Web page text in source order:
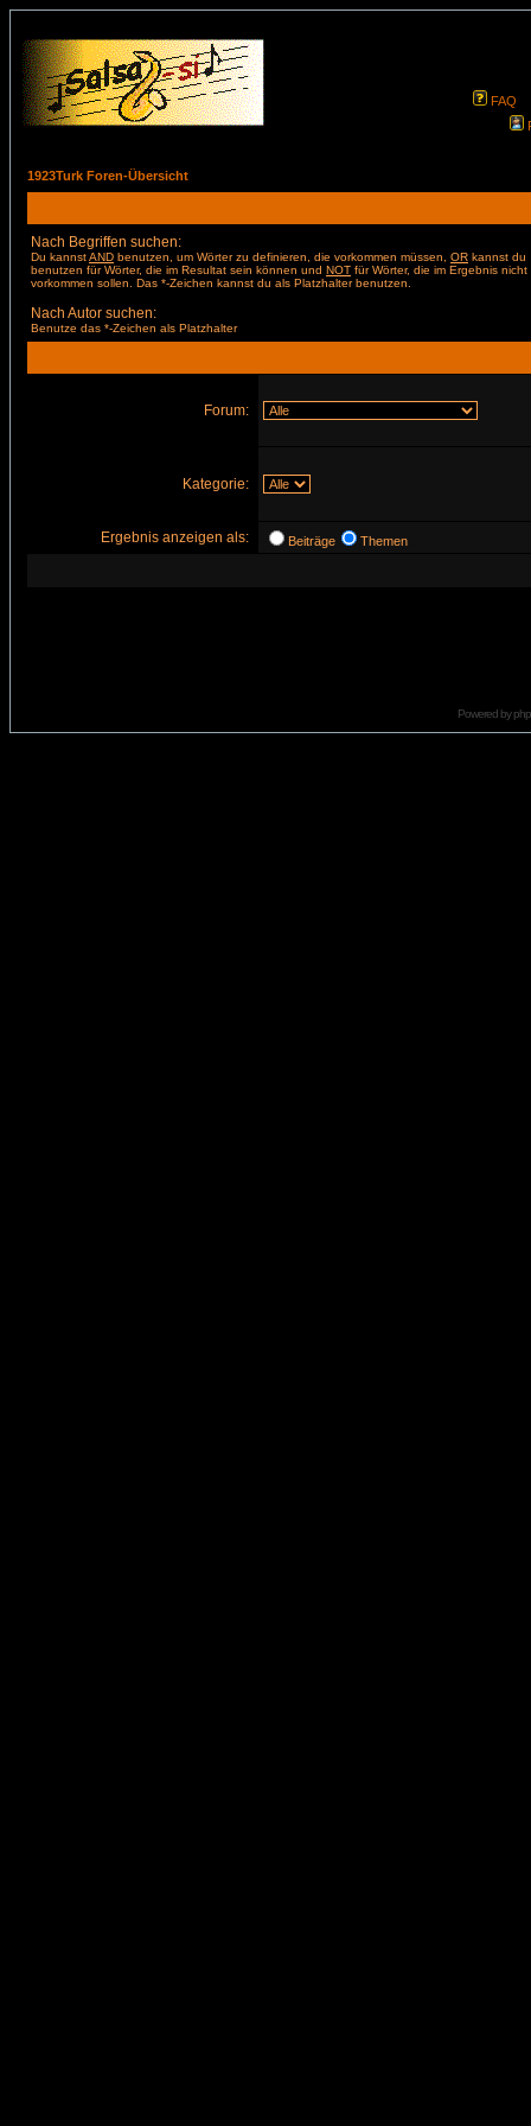
FAQ
1923Turk Foren-Übersicht
Nach Begriffen suchen:
Du kannstAND benutzen, um Wörter zu definieren, die vorkommen müssen, OR kannst du
benutzen für Wörter, die im Resultat sein können und NOT für Wörter, die im Ergebnis nicht
vorkommen sollen. Das *-Zeichen kannst du als Platzhalter benutzen.
Nach Autor suchen:
Benutze das *-Zeichen als Platzhalter
Forum:
Kategorie:
Ergebnis anzeigen als: Beiträge Themen
Powered by